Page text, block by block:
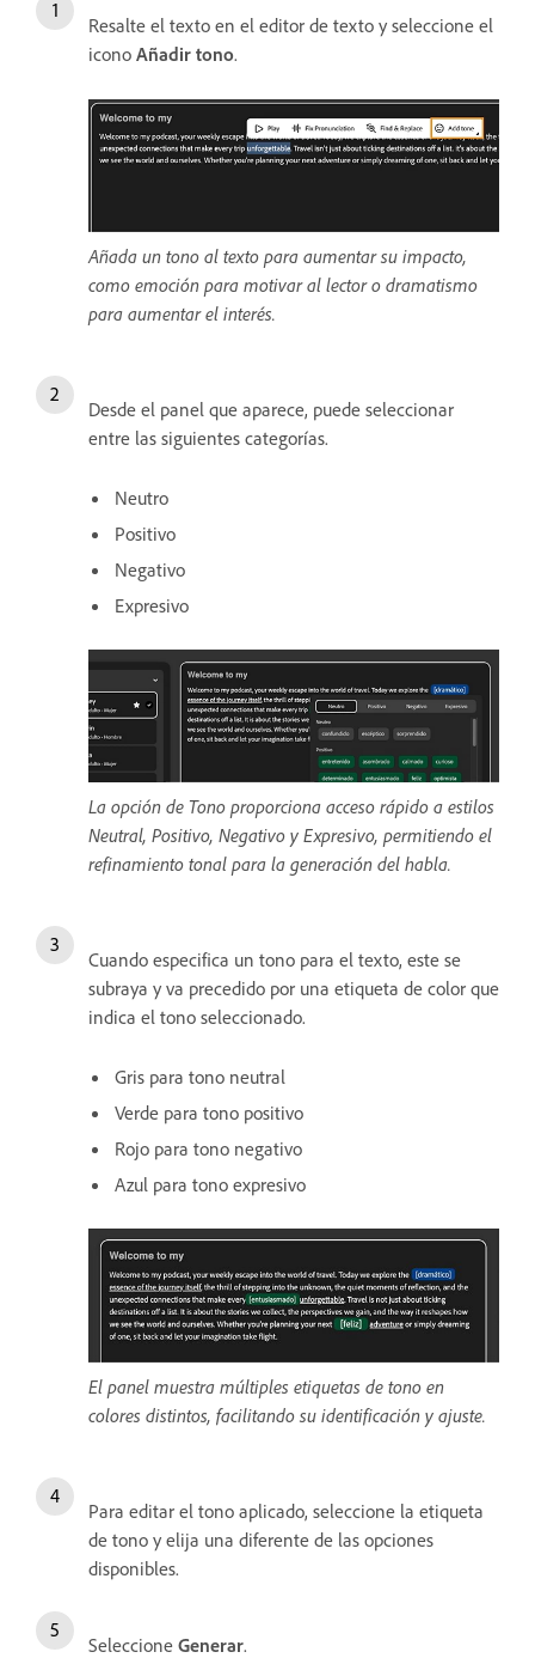
Resalte el texto en el editor de texto y seleccione el
icono Añadir tono.
Añada un tono al texto para aumentar su impacto,
como emoción para motivar al lector o dramatismo
para aumentar el interés.
Desde el panel que aparece, puede seleccionar
entre las siguientes categorías.
Neutro
Positivo
Negativo
Expresivo
La opción de Tono proporciona acceso rápido a estilos
Neutral, Positivo, Negativo y Expresivo, permitiendo el
refinamiento tonal para la generación del habla.
Cuando especifica un tono para el texto, este se
subraya y va precedido por una etiqueta de color que
indica el tono seleccionado.
Gris para tono neutral
Verde para tono positivo
Rojo para tono negativo
Azul para tono expresivo
El panel muestra múltiples etiquetas de tono en
colores distintos, facilitando su identificación y ajuste.
Para editar el tono aplicado, seleccione la etiqueta
de tono y elija una diferente de las opciones
disponibles.
Seleccione Generar.